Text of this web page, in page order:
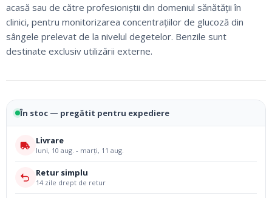
acasă sau de către profesioniștii din domeniul sănătății în
clinici, pentru monitorizarea concentrațiilor de glucoză din
sângele prelevat de la nivelul degetelor. Benzile sunt
destinate exclusiv utilizării externe.
În stoc — pregătit pentru expediere
Livrare
luni, 10 aug. - marți, 11 aug.
Retur simplu
14 zile drept de retur